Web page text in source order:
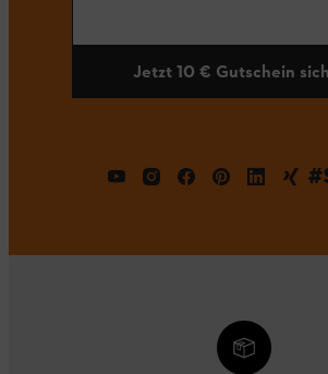
Jetzt 10 € Gutschein